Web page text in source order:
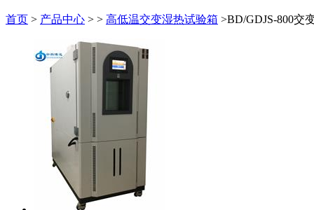
首页 > 产品中心 > > 高低温交变湿热试验箱 >BD/GDJS-800交